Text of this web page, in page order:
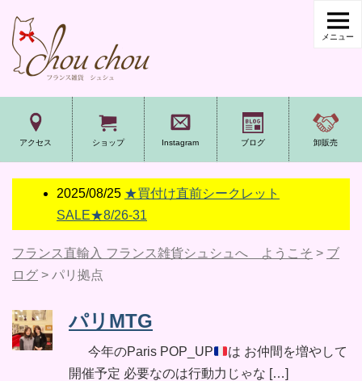
アクセス ショップ Instagram ブログ 卸販売
2025/08/25 ★買付け直前シークレット
SALE★8/26-31
フランス直輸入 フランス雑貨シュシュへ ようこそ > ブ
ログ > パリ拠点
パリMTG
今年のParis POP_UP
は お仲間を増やして
開催予定 必要なのは行動力じゃな […]